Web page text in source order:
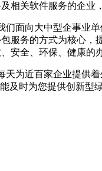
相关软件服务的企业
面向大中型企事业
服务的方式为核心，
安全、环保、健康的
为近百家企业提供着
及时为您提供创新型